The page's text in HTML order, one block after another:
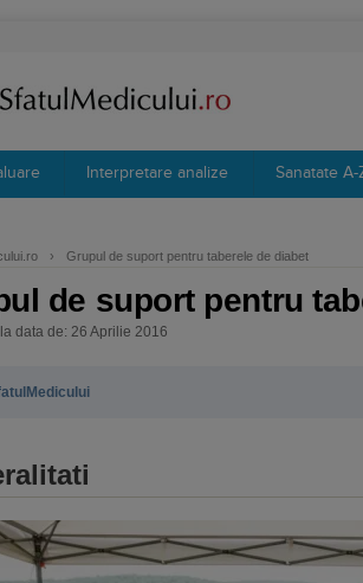
Interpretare analize Sanatate A-
› Grupul de suport pentru taberele de diabet
de suport pentru
data de: 26 Aprilie 2016